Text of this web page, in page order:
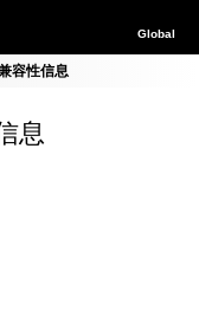
Global
容性信息
息